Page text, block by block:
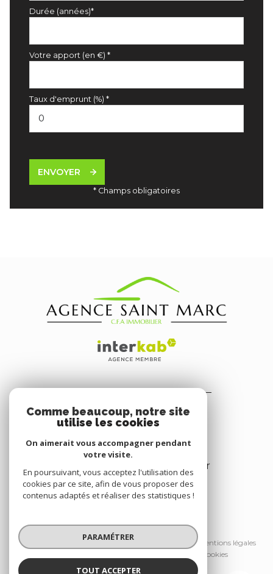
Durée (années)*
Votre apport (en €) *
Taux d'emprunt (%) *
ENVOYER
* Champs obligatoires
3 Avenue du Dr Belletrud
06530 Peymeinade
06 07 41 83 50
georgesraynaud59@orange.fr
© 2026 | Tous droits réservés
Nos honoraires
Nos partenaires
Mentions légales
Cookies
Comme beaucoup, notre site
utilise les cookies
On aimerait vous accompagner pendant
votre visite.
En poursuivant, vous acceptez l'utilisation des
cookies par ce site, afin de vous proposer des
contenus adaptés et réaliser des statistiques !
PARAMÉTRER
TOUT ACCEPTER